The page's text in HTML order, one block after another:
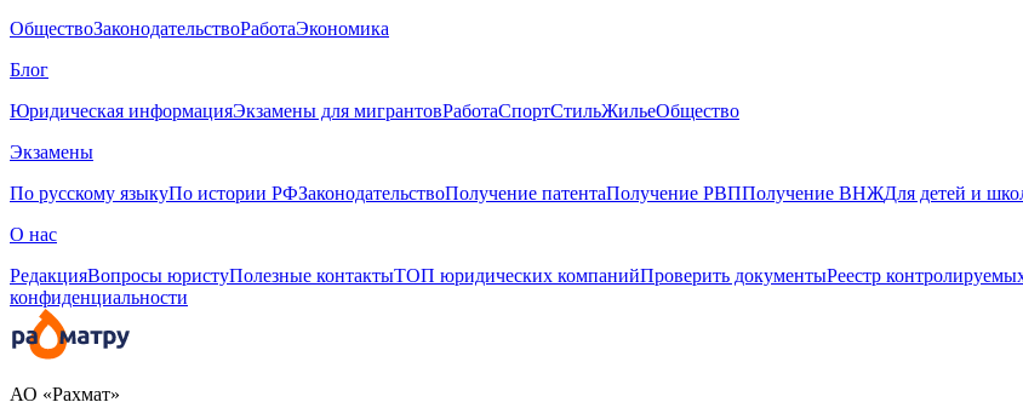
ОбществоЗаконодательствоРаботаЭкономика
Блог
Юридическая информацияЭкзамены для мигрантовРаботаСпортСтильЖильеОбщество
Экзамены
По русскому языкуПо истории РФЗаконодательствоПолучение патентаПолучение РВППолучение ВНЖДля детей и
О нас
РедакцияВопросы юристуПолезные контактыТОП юридических компанийПроверить документыРеестр
конфиденциальности
АО «Рахмат»